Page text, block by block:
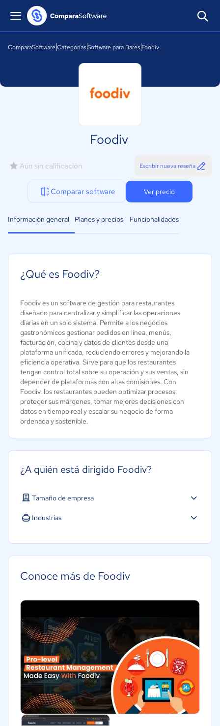
ComparaSoftware CategoríasSoftware para Bares Foodiv
Foodiv
Aún sin calificación Escribir nueva reseña
Comparar software Ver precio
Información general Planes y precios Funcionalidades
¿Qué es Foodiv?
Foodiv es un software de gestión para restaurantes
diseñado para centralizar y simplificar las operaciones
diarias en un solo sistema. Permite a los negocios
gastronómicos gestionar pedidos en línea, menús,
facturación, cocina y datos de clientes desde una
plataforma unificada, reduciendo errores y mejorando la
eficiencia operativa. Sirve para que los restaurantes
tengan control total sobre su operación y sus ventas, sin
depender de plataformas con altas comisiones. Con
Foodiv, los restaurantes pueden optimizar procesos,
proteger sus márgenes, tomar mejores decisiones con
datos en tiempo real y escalar su negocio de forma
ordenada y sostenible.
¿A quién está dirigido Foodiv?
Tamaño de empresa
Mediana: 50 a 249 trabajadores
Industrias
Conoce más de Foodiv